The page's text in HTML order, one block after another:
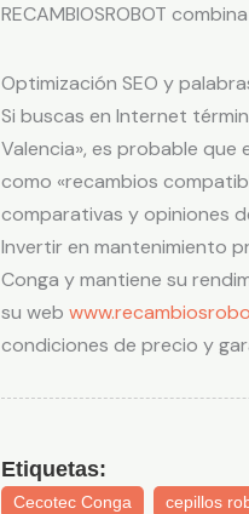
RECAMBIOSROBOT
Optimización SEO y
Si buscas en Internet
Valencia», es probable
como «recambios
comparativas y opiniones
Invertir en mantenimiento
Conga y mantiene su
su web
condiciones de precio y
Etiquetas:
Cecotec Conga cepillos